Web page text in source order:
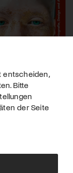
Bitte
der Seite